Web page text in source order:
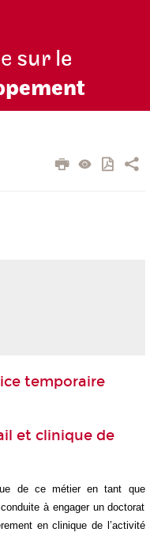
sur le
pement
temporaire
et clinique de
de ce métier en tant que
à engager un doctorat
en clinique de l’activité